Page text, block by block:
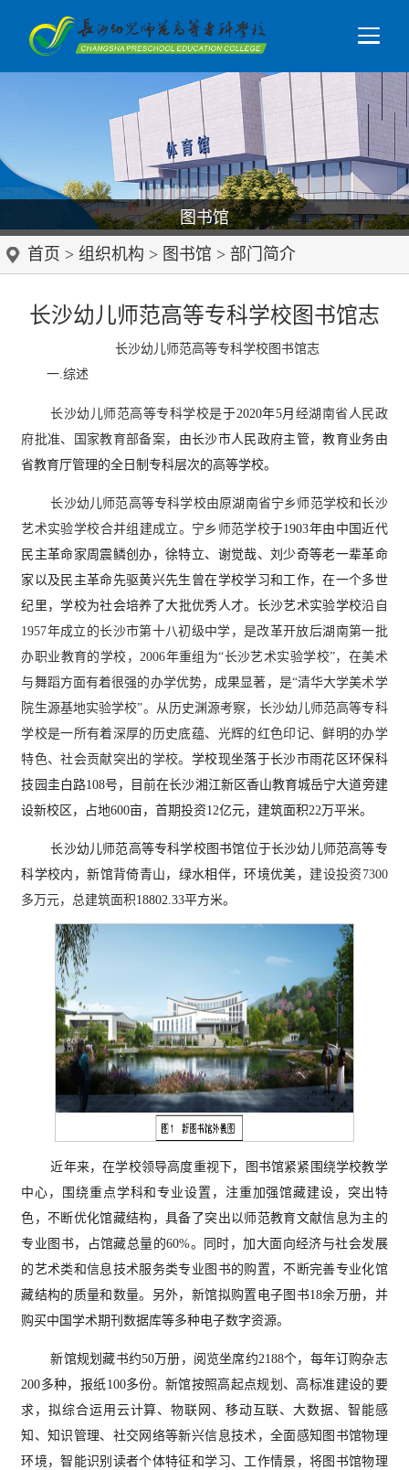
图书馆
首页 > 组织机构 > 图书馆 > 部门简介
长沙幼儿师范高等专科学校图书馆志
长沙幼儿师范高等专科学校图书馆志
一.综述
长沙幼儿师范高等专科学校是于2020年5月 经湖南省人民政
府批准、国家教育部备案， 由长沙市人民政府主管，教育业务由
省教育厅管理的全日制专科层次的高等学校。
长沙幼儿师范高等专科学校由原湖南省宁乡师范学校和长沙
艺术实验学校合并组建成立。宁乡师范学校于1903年由中国近代
民主革命家周震鳞创办，徐特立、谢觉哉、刘少奇等老一辈革命
家以及民主革命先驱黄兴先生曾在学校学习和工作，在一个多世
纪里 ，学校为社会培养了大批优秀人才。长沙艺术实验学校沿自
1957年成立的长沙市第十八初级中学，是改革开放后湖南第一批
办职业教育的学校，2006年重组为“长沙艺术实验学校”，在美术
与舞蹈方面有着很强的办学优势，成果显著 ， 是“清华大学美术学
院生源基地实验学校”。从历史渊源考察，长沙幼儿师范高等专科
学校是一所有着深厚的历史底蕴、光辉的红色印记、鲜明的办学
特色、社会贡献突出的学校。 学校现坐落于长沙市雨花区环保科
技园圭白路108号 ， 目前在长沙湘江新区香山教育城岳宁大道旁建
设新校区，占地600亩，首期投资12亿元，建筑面积22万平米。
长沙幼儿师范高等专科学校图书馆位于长沙幼儿师范高等专
科学校内，新馆背倚青山，绿水相伴，环境优美 ， 建设投资 7300
多万元，总建筑面积18802.33平方米。
近年来，在学校领导高度重视下，图书馆紧紧围绕学校教学
中心，围绕重点学科和专业设置，注重加强馆藏建设，突出特
色，不断优化馆藏结构，具备了突出以师范教育文献信息为主的
专业图书，占馆藏总量的60%。同时，加大面向经济与社会发展
的艺术类和信息技术服务类专业图书的购置，不断完善专业化馆
藏结构的质量和数量。另外，新馆拟购置电子图书18余万册， 并
购买中国学术期刊数据库等多种电子数字资源。
新馆规划藏书约50万册，阅览坐席约2188个，每年订购杂志
200多种，报纸100多份。新馆按照高起点规划、高标准建设的要
求，拟综合运用云计算、物联网、移动互联、大数据、智能感
知、知识管理、社交网络等新兴信息技术，全面感知图书馆物理
环境，智能识别读者个体特征和学习、工作情景，将图书馆物理